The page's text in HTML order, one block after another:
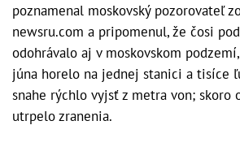
poznamenal moskovský pozorovateľ
newsru.com a pripomenul, že čosi
odohrávalo aj v moskovskom
júna horelo na jednej stanici a tisíce
snahe rýchlo vyjsť z metra von; skoro
utrpelo zranenia.